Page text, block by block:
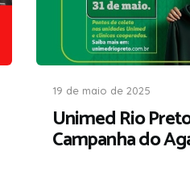
19 de maio de 2025
Unimed Rio
Campanha do